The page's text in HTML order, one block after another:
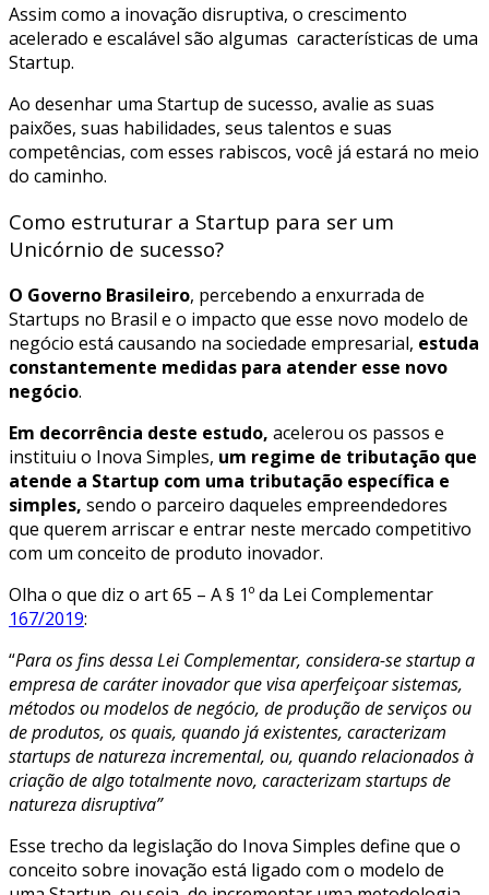
Assim como a inovação disruptiva, o crescimento
acelerado e escalável são algumas características de uma
Startup.
Ao desenhar uma Startup de sucesso, avalie as suas
paixões, suas habilidades, seus talentos e suas
competências, com esses rabiscos, você já estará no meio
do caminho.
Como estruturar a Startup para ser um
Unicórnio de sucesso?
O Governo Brasileiro, percebendo a enxurrada de
Startups no Brasil e o impacto que esse novo modelo de
negócio está causando na sociedade empresarial, estuda
constantemente medidas para atender esse novo
negócio.
Em decorrência deste estudo, acelerou os passos e
instituiu o Inova Simples, um regime de tributação que
atende a Startup com uma tributação específica e
simples, sendo o parceiro daqueles empreendedores
que querem arriscar e entrar neste mercado competitivo
com um conceito de produto inovador.
Olha o que diz o art 65 – A § 1º da Lei Complementar
167/2019:
“Para os fins dessa Lei Complementar, considera-se startup a
empresa de caráter inovador que visa aperfeiçoar sistemas,
métodos ou modelos de negócio, de produção de serviços ou
de produtos, os quais, quando já existentes, caracterizam
startups de natureza incremental, ou, quando relacionados à
criação de algo totalmente novo, caracterizam startups de
natureza disruptiva”
Esse trecho da legislação do Inova Simples define que o
conceito sobre inovação está ligado com o modelo de